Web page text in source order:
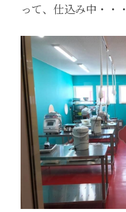
って、仕込み中・・・